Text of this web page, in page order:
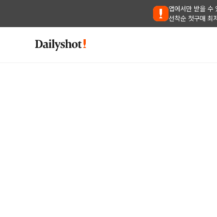
앱에서만 받을 수
선착순 첫구매 최